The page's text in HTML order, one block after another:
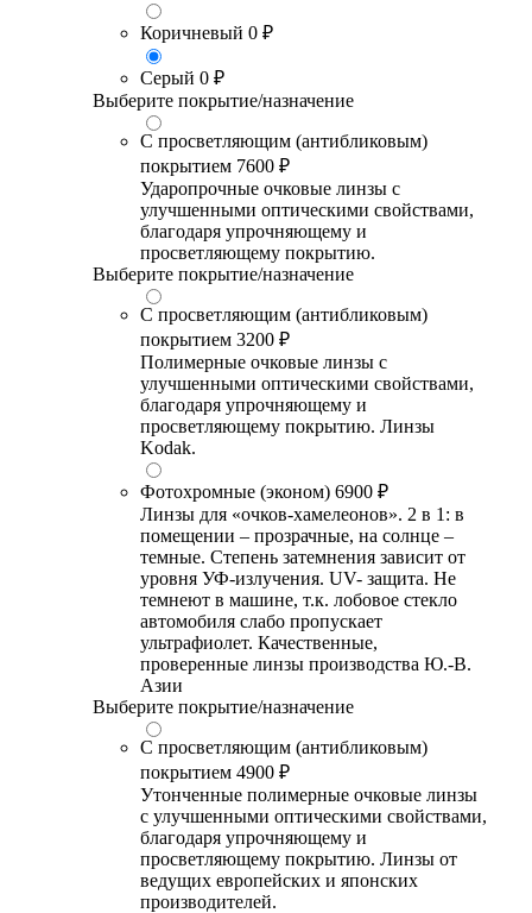
Коричневый 0 ₽
Серый 0 ₽
Выберите покрытие/назначение
С просветляющим (антибликовым)
покрытием 7600 ₽
Ударопрочные очковые линзы с
улучшенными оптическими свойствами,
благодаря упрочняющему и
просветляющему покрытию.
Выберите покрытие/назначение
С просветляющим (антибликовым)
покрытием 3200 ₽
Полимерные очковые линзы с
улучшенными оптическими свойствами,
благодаря упрочняющему и
просветляющему покрытию. Линзы
Kodak.
Фотохромные (эконом) 6900 ₽
Линзы для «очков-хамелеонов». 2 в 1: в
помещении – прозрачные, на солнце –
темные. Степень затемнения зависит от
уровня УФ-излучения. UV- защита. Не
темнеют в машине, т.к. лобовое стекло
автомобиля слабо пропускает
ультрафиолет. Качественные,
проверенные линзы производства Ю.-В.
Азии
Выберите покрытие/назначение
С просветляющим (антибликовым)
покрытием 4900 ₽
Утонченные полимерные очковые линзы
с улучшенными оптическими свойствами,
благодаря упрочняющему и
просветляющему покрытию. Линзы от
ведущих европейских и японских
производителей.